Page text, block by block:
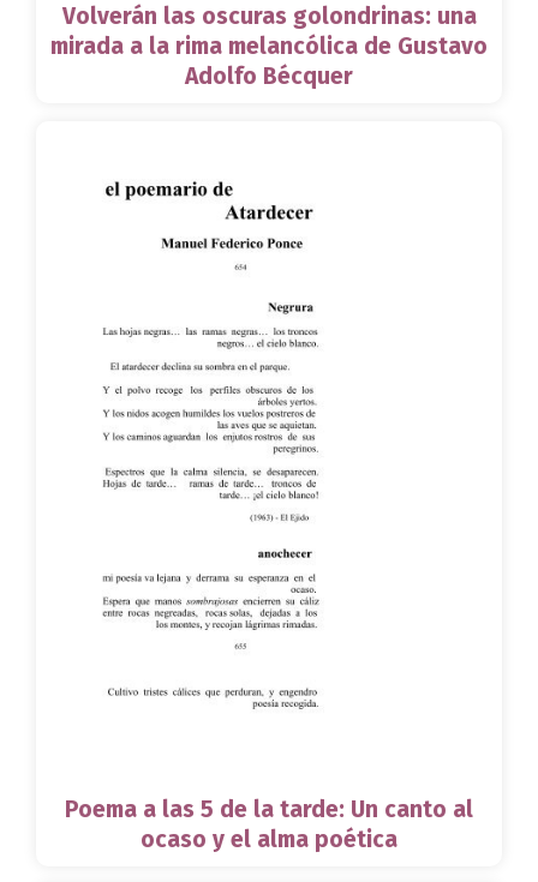
Volverán las oscuras golondrinas: una
mirada a la rima melancólica de Gustavo
Adolfo Bécquer
Poema a las 5 de la tarde: Un canto al
ocaso y el alma poética